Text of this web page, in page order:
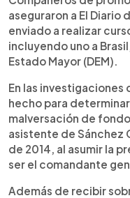
aseguraron a El
enviado a realizar
incluyendo uno a
Estado Mayor (DEM).
En las investigaciones
hecho para
malversación de
asistente de Sánchez
de 2014, al asumir la
ser el comandante
Además de recibir